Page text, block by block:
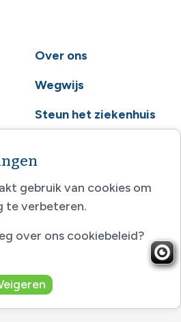
Over ons
Wegwijs
Steun het ziekenhuis
gebruik van cookies om
te verbeteren.
over ons cookiebeleid?